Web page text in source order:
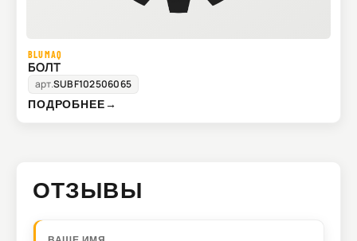
BLUMAQ
БОЛТ
арт.SUBF102506065
ПОДРОБНЕЕ→
ОТЗЫВЫ